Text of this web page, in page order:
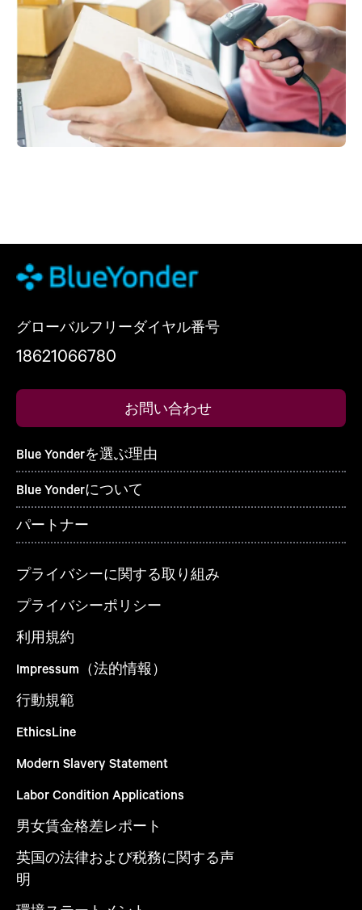
グローバルフリーダイヤル番号
18621066780
お問い合わせ
Blue Yonderを選ぶ理由
Blue Yonderについて
パートナー
プライバシーに関する取り組み
プライバシーポリシー
利用規約
Impressum（法的情報）
行動規範
EthicsLine
Modern Slavery Statement
Labor Condition Applications
男女賃金格差レポート
英国の法律および税務に関する声
明